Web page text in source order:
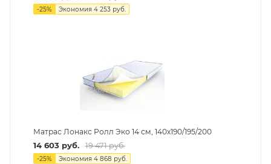
-25% Экономия 4 253руб.
Матрас Лонакс Ролл Эко 14 см, 140х190/195/200
14 603руб. 19 471руб.
-25% Экономия 4 868 руб.